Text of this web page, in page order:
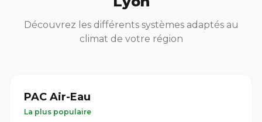
Découvrez les différents systèmes adaptés au
climat de votre région
PAC Air-Eau
La plus populaire